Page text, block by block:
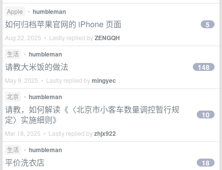
Apple • humbleman
如何归档苹果官网的 iPhone 页面
Aug 22, 2025 • Lastly replied byZENGQH
5
生活 • humbleman
请教大米饭的做法
May 9, 2025 • Lastly replied bymingyec
148
北京 • humbleman
请教，如何解读《〈北京市小客车数量调控暂行规
定〉实施细则》
Mar 18, 2025 • Lastly replied byzhjx922
10
生活 • humbleman
平价洗衣店 18